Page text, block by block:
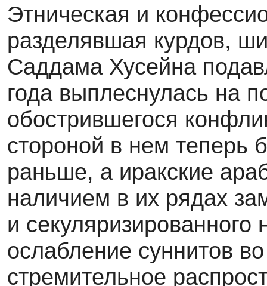
Этническая и
разделявшая курдов,
Саддама Хусейна
года выплеснулась на
обострившегося
стороной в нем теперь
раньше, а иракские
наличием в их рядах
и
ослабление суннитов
стремительное